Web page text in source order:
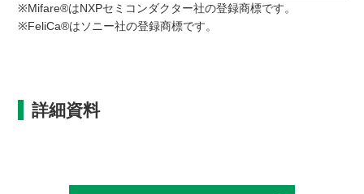
※Mifare®はNXPセミコンダクター社の登録商標です。
※FeliCa®はソニー社の登録商標です。
詳細資料